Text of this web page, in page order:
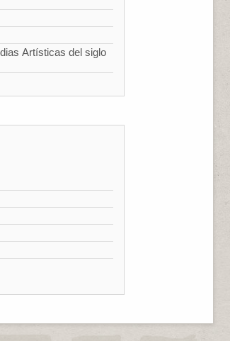
Artísticas del siglo